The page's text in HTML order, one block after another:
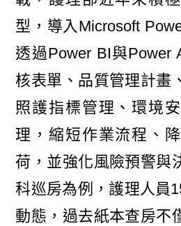
型，導入Microsoft
透過Power BI與Power
核表單、品質管理計畫
照護指標管理、環境
理，縮短作業流程、
荷，並強化風險預警與
科巡房為例，護理人員
動態，過去紙本查房不